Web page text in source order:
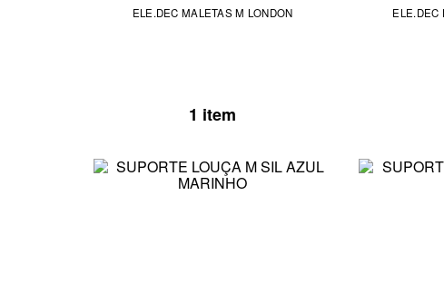
ELE.DEC MALETAS M LONDON
1 item
ELE.DEC